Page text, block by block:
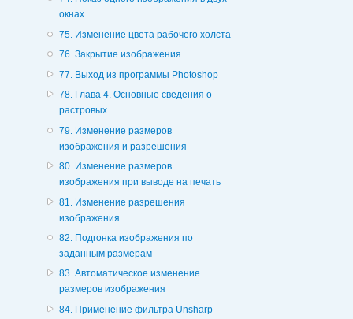
окнах
75. Изменение цвета рабочего холста
76. Закрытие изображения
77. Выход из программы Photoshop
78. Глава 4. Основные сведения о
растровых
79. Изменение размеров
изображения и разрешения
80. Изменение размеров
изображения при выводе на печать
81. Изменение разрешения
изображения
82. Подгонка изображения по
заданным размерам
83. Автоматическое изменение
размеров изображения
84. Применение фильтра Unsharp